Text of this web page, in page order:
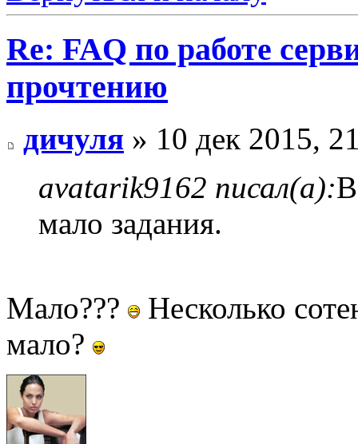
Re: FAQ по работе
прочтению
дичуля » 10 дек 2015,
avatarik9162 писал(а):
мало задания.
Мало???
Несколько
мало?